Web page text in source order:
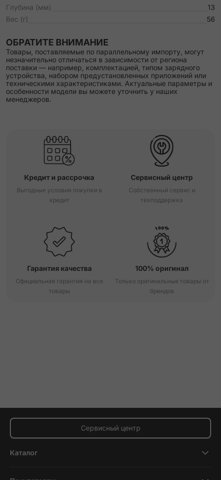
Глубина (мм)
13
Вес (г)
56
ОБРАТИТЕ ВНИМАНИЕ
Товары, поставляемые по параллельному импорту, могут
незначительно отличаться в зависимости от региона
поставки — например, комплектацией, типом зарядного
устройства, набором предустановленных приложений или
техническими характеристиками. Актуальные параметры и
особенности модели вы можете уточнить у наших
менеджеров.
Кредит и рассрочка
Выгодные условия покупки в
кредит
Сервисный центр
Собственный сервис и
техподдержка
Гарантия качества
Официальная гарантия на все
товары
100% оригинал
Только оригинальные товары от
брендов
Сервисный центр
Каталог